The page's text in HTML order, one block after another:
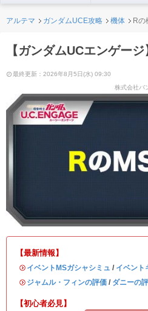
アルテマ ガンダムUCE攻略 機体 Rの
【ガンダムUCエンゲー
最終更新：2026年8月5日(水) 09:30
【最新情報】
・ イベントMSガシャシミュ / イベント
・ ジャムル・フィンの評価 / ダニーの
【初心者必見】